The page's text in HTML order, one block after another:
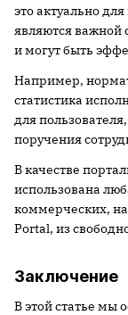
это актуально
являются важной
и могут быть
Например,
статистика
для
поручения
В качестве
использована
коммерческих,
Portal, из
Заключение
В этой статье мы